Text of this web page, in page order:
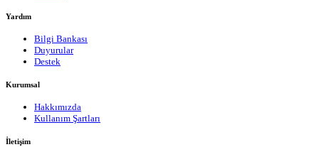
Yardım
Bilgi Bankası
Duyurular
Destek
Kurumsal
Hakkımızda
Kullanım Şartları
İletişim